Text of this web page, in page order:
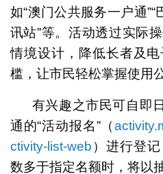
如“澳门公共服务一户通”“
讯站”等。活动透过实际
情境设计，降低长者及
槛，让市民轻松掌握使用
有兴趣之市民可自即
通的“活动报名”（
ctivity-list-web ）进行登
数多于指定名额时，将以